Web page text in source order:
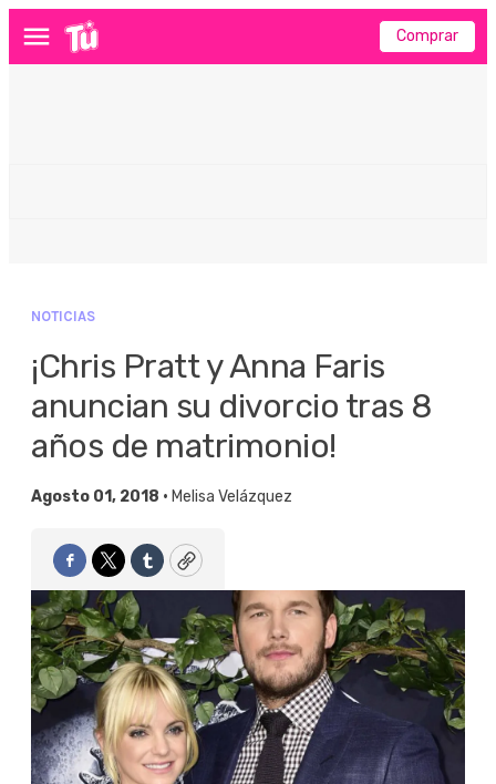
Menú Comprar
NOTICIAS
¡Chris Pratt y Anna Faris
anuncian su divorcio tras 8
años de matrimonio!
Agosto 01, 2018 • Melisa Velázquez
Facebook
TwitterTumblrCopy